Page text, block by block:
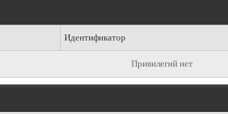
Идентификатор
Привилегий нет